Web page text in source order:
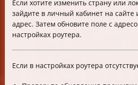
Если хотите изменить страну или
зайдите в личный кабинет на сайте
адрес. Затем обновите поле с
настройках роутера.
Если в настройках роутера